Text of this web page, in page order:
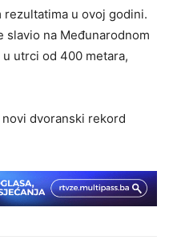
rezultatima u ovoj godini.
slavio na Međunarodnom
utrci od 400 metara,
dvoranski rekord